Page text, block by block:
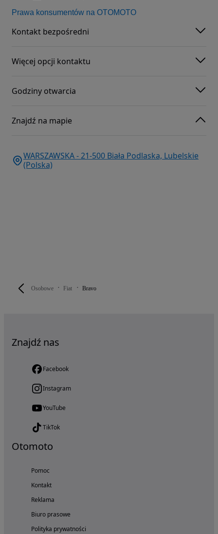
Osobowe Fiat Bravo
Prawa konsumentów na OTOMOTO
Kontakt bezpośredni
Więcej opcji kontaktu
Godziny otwarcia
Znajdź na mapie
WARSZAWSKA - 21-500 Biała Podlaska, Lubelskie
(Polska)
Znajdź nas
Facebook
Instagram
YouTube
TikTok
Otomoto
Pomoc
Kontakt
Reklama
Biuro prasowe
Polityka prywatności